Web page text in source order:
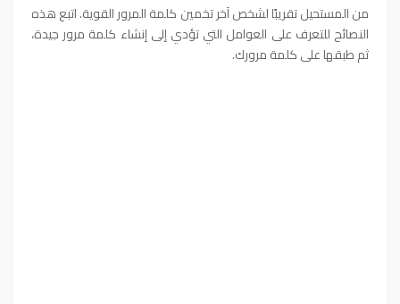
من المستحيل تقريبًا لشخص آخر تخمين كلمة المرور القوية. اتبع هذه
النصائح للتعرف على العوامل التي تؤدي إلى إنشاء كلمة مرور جيدة،
ثم طبقها على كلمة مرورك.